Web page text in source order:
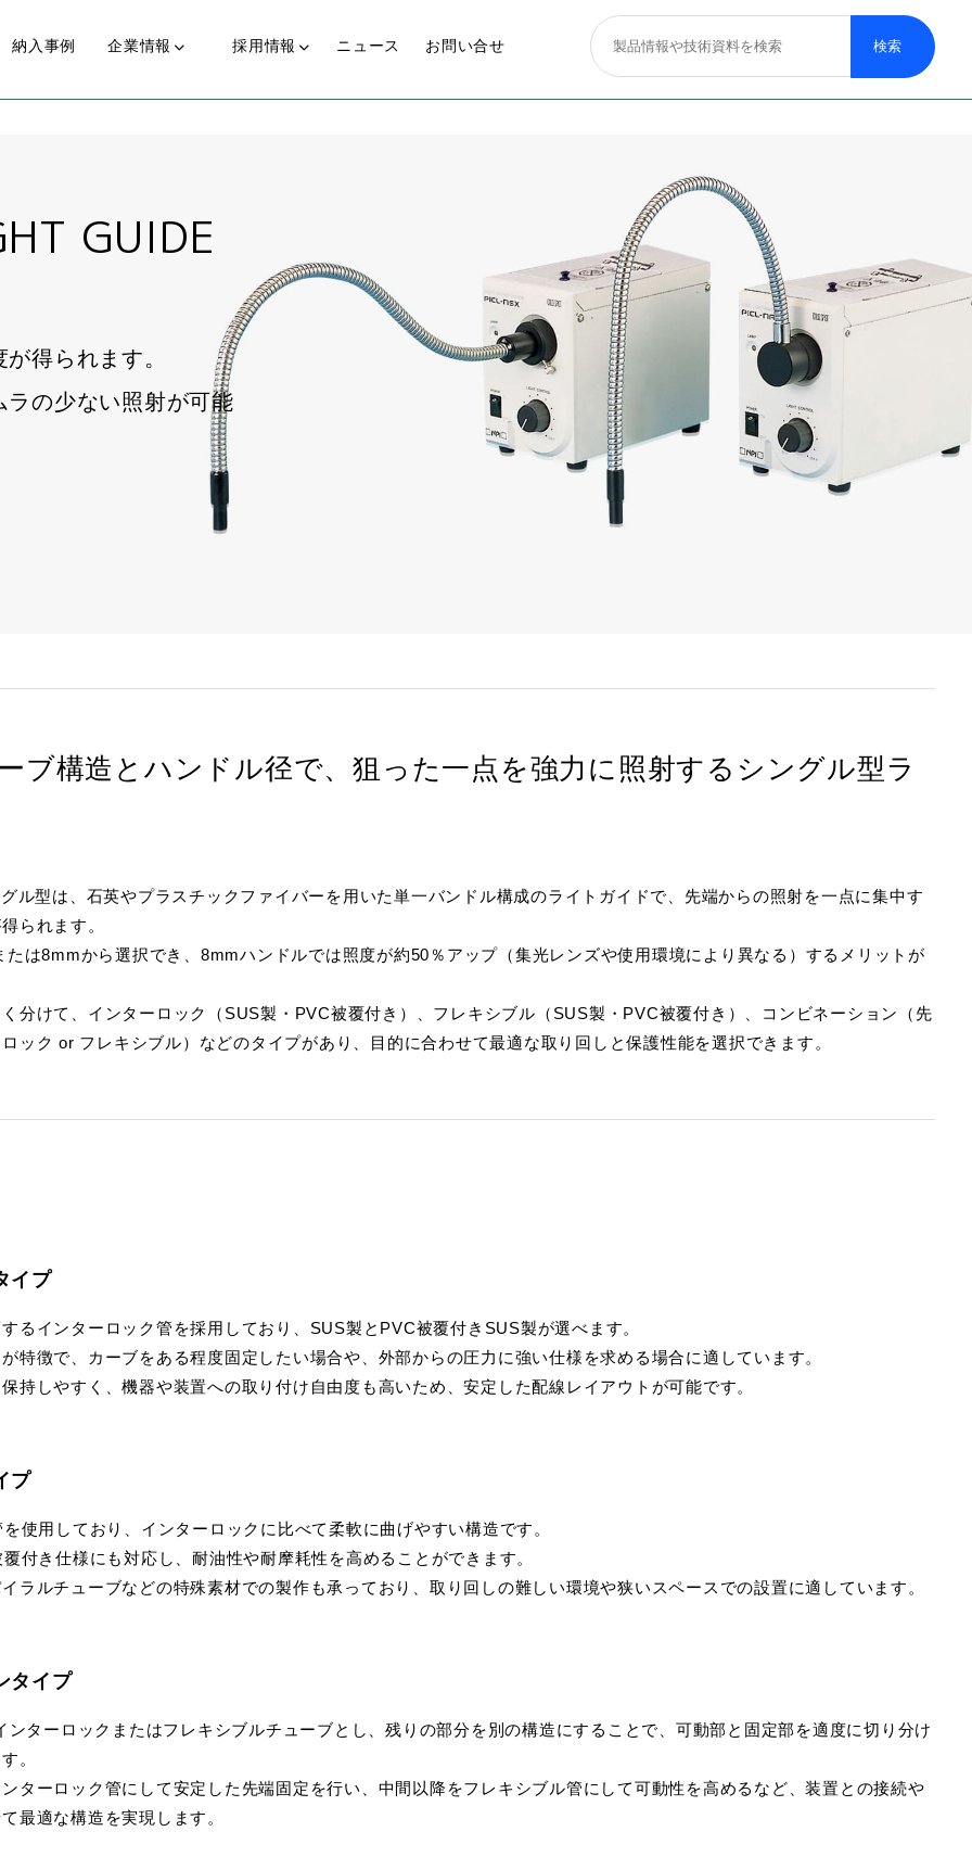
可視光光源装置(COLDSPOT)
ライトガイド
医療照明
一般照明
特殊照明
看板サイン照明
取扱説明書はこちら》
納入事例 企業情報
代表からのメッセージ 取り扱いブランド
採用情報
募集概要
ニュース お問い合せ
GUIDE
得られます。
の少ない照射が可能
ブ構造とハンドル径で、狙った一点を強力に照射するシングル型ラ
ル型は、石英やプラスチックファイバーを用いた単一バンドル構成のライトガイドで、先端からの照射を一点に集中す
られます。
は8mmから選択でき、8mmハンドルでは照度が約50％アップ（集光レンズや使用環境により異なる）するメリットが
分けて、インターロック（SUS製・PVC被覆付き）、フレキシブル（SUS製・PVC被覆付き）、コンビネーション（先
ック or フレキシブル）などのタイプがあり、目的に合わせて最適な取り回しと保護性能を選択できます。
イプ
るインターロック管を採用しており、SUS製とPVC被覆付きSUS製が選べます。
特徴で、カーブをある程度固定したい場合や、外部からの圧力に強い仕様を求める場合に適しています。
持しやすく、機器や装置への取り付け自由度も高いため、安定した配線レイアウトが可能です。
プ
使用しており、インターロックに比べて柔軟に曲げやすい構造です。
付き仕様にも対応し、耐油性や耐摩耗性を高めることができます。
ラルチューブなどの特殊素材での製作も承っており、取り回しの難しい環境や狭いスペースでの設置に適しています。
タイプ
ンターロックまたはフレキシブルチューブとし、残りの部分を別の構造にすることで、可動部と固定部を適度に切り分け
。
ターロック管にして安定した先端固定を行い、中間以降をフレキシブル管にして可動性を高めるなど、装置との接続や
最適な構造を実現します。